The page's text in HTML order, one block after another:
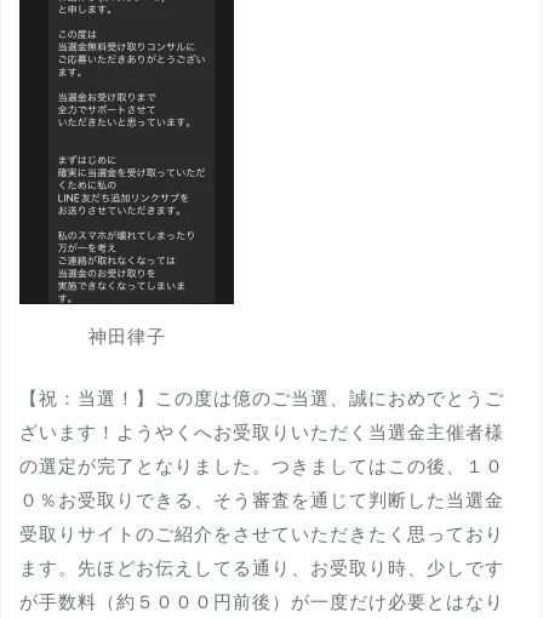
神田律子
【祝：当選！】この度は億のご当選、誠におめでとうご
ざいます！ようやくへお受取りいただく当選金主催者様
の選定が完了となりました。つきましてはこの後、１０
０％お受取りできる、そう審査を通じて判断した当選金
受取りサイトのご紹介をさせていただきたく思っており
ます。先ほどお伝えしてる通り、お受取り時、少しです
が手数料（約５０００円前後）が一度だけ必要とはなり